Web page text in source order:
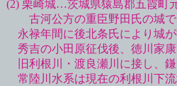
(2) 栗崎城…茨城県猿島郡五霞町
古河公方の重臣野田氏の城であ
永禄年間に後北条氏により城が
秀吉の小田原征伐後、徳川家康
旧利根川・渡良瀬川に接し、鎌
常陸川水系は現在の利根川下流